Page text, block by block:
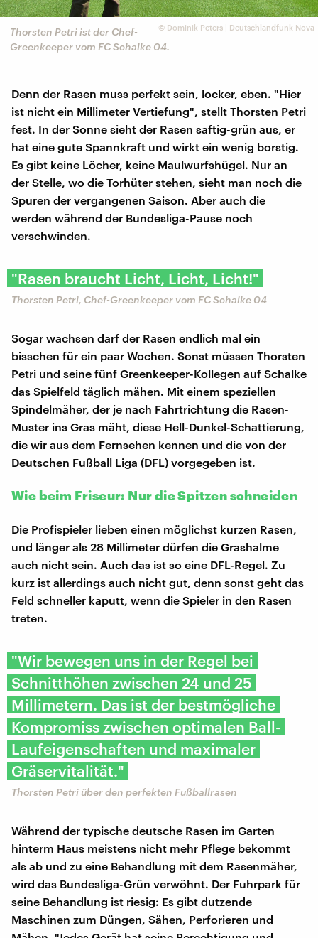
© Dominik Peters | Deutschlandfunk Nova
Thorsten Petri ist der Chef-
Greenkeeper vom FC Schalke 04.
Denn der Rasen muss perfekt sein, locker, eben. "Hier
ist nicht ein Millimeter Vertiefung", stellt Thorsten Petri
fest. In der Sonne sieht der Rasen saftig-grün aus, er
hat eine gute Spannkraft und wirkt ein wenig borstig.
Es gibt keine Löcher, keine Maulwurfshügel. Nur an
der Stelle, wo die Torhüter stehen, sieht man noch die
Spuren der vergangenen Saison. Aber auch die
werden während der Bundesliga-Pause noch
verschwinden.
"Rasen braucht Licht, Licht, Licht!"
Thorsten Petri, Chef-Greenkeeper vom FC Schalke 04
Sogar wachsen darf der Rasen endlich mal ein
bisschen für ein paar Wochen. Sonst müssen Thorsten
Petri und seine fünf Greenkeeper-Kollegen auf Schalke
das Spielfeld täglich mähen. Mit einem speziellen
Spindelmäher, der je nach Fahrtrichtung die Rasen-
Muster ins Gras mäht, diese Hell-Dunkel-Schattierung,
die wir aus dem Fernsehen kennen und die von der
Deutschen Fußball Liga (DFL) vorgegeben ist.
Wie beim Friseur: Nur die Spitzen schneiden
Die Profispieler lieben einen möglichst kurzen Rasen,
und länger als 28 Millimeter dürfen die Grashalme
auch nicht sein. Auch das ist so eine DFL-Regel. Zu
kurz ist allerdings auch nicht gut, denn sonst geht das
Feld schneller kaputt, wenn die Spieler in den Rasen
treten.
"Wir bewegen uns in der Regel bei
Schnitthöhen zwischen 24 und 25
Millimetern. Das ist der bestmögliche
Kompromiss zwischen optimalen Ball-
Laufeigenschaften und maximaler
Gräservitalität."
Thorsten Petri über den perfekten Fußballrasen
Während der typische deutsche Rasen im Garten
hinterm Haus meistens nicht mehr Pflege bekommt
als ab und zu eine Behandlung mit dem Rasenmäher,
wird das Bundesliga-Grün verwöhnt. Der Fuhrpark für
seine Behandlung ist riesig: Es gibt dutzende
Maschinen zum Düngen, Sähen, Perforieren und